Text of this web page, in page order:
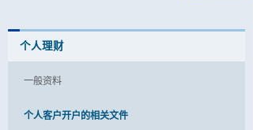
个人理财
一般资料
个人客户开户的相关文件